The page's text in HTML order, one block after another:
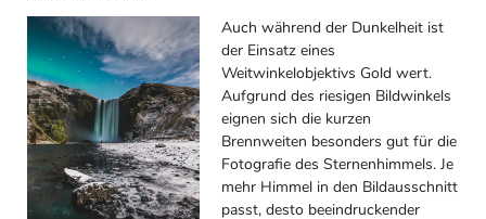
Auch während der Dunkelheit ist
der Einsatz eines
Weitwinkelobjektivs Gold wert.
Aufgrund des riesigen Bildwinkels
eignen sich die kurzen
Brennweiten besonders gut für die
Fotografie des Sternenhimmels. Je
mehr Himmel in den Bildausschnitt
passt, desto beeindruckender